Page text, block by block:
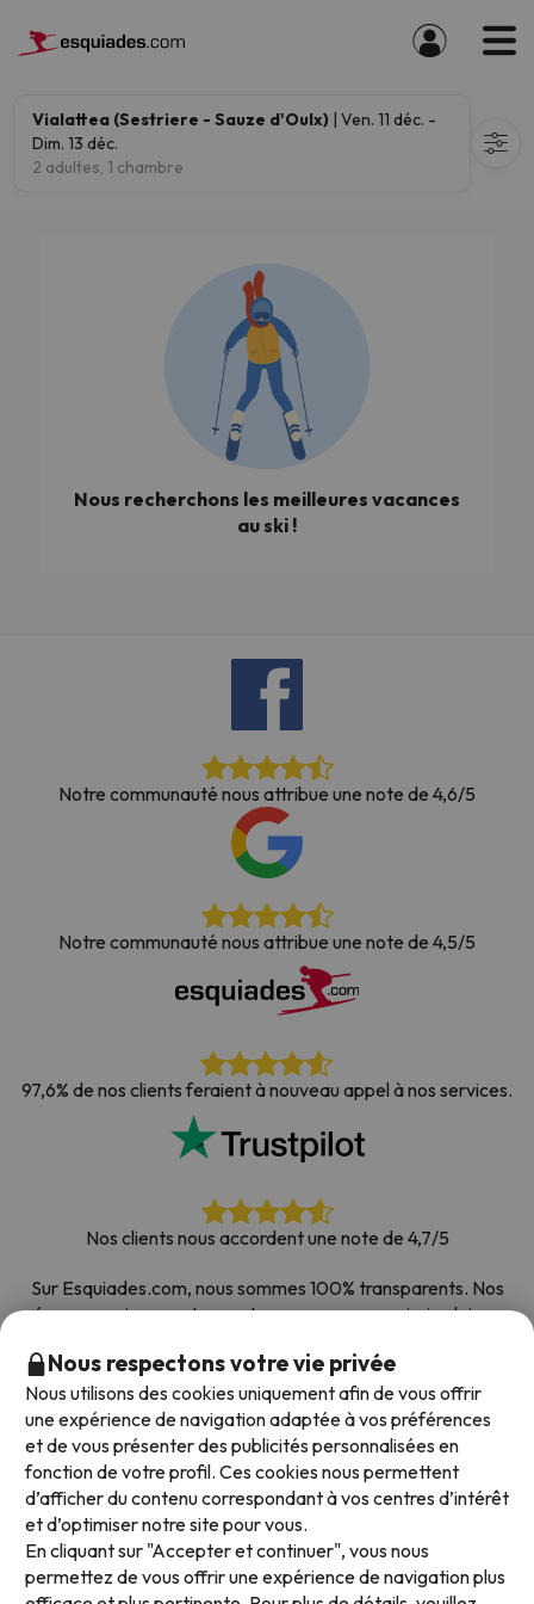
Vialattea (Sestriere - Sauze d'Oulx) | Ven. 11 déc. -
Dim. 13 déc.
2 adultes, 1 chambre
Nous recherchons les meilleures vacances
au ski !
Notre communauté nous attribue une note de 4,6/5
Notre communauté nous attribue une note de 4,5/5
97,6% de nos clients feraient à nouveau appel à nos services.
Nos clients nous accordent une note de 4,7/5
Sur Esquiades.com, nous sommes 100% transparents. Nos
réseaux sociaux sont ouverts pour que vous puissiez laisser
sur le web proviennent de vrais clients.
Comptez sur nous|Plus de 700 000 personnes ont
réservé leur séjour au ski avec Esquiades.com
Modes de paiement disponibles
Nous respectons votre vie privée
Nous utilisons des cookies uniquement afin de vous offrir
une expérience de navigation adaptée à vos préférences
et de vous présenter des publicités personnalisées en
fonction de votre profil. Ces cookies nous permettent
d’afficher du contenu correspondant à vos centres d’intérêt
et d’optimiser notre site pour vous.
En cliquant sur "Accepter et continuer", vous nous
permettez de vous offrir une expérience de navigation plus